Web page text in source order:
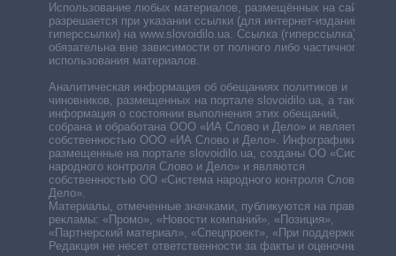
Использование любых материалов, размещённых на сайте,
разрешается при указании ссылки (для интернет-изданий —
гиперссылки) на www.slovoidilo.ua. Ссылка (гиперссылка)
обязательна вне зависимости от полного либо частичного
использования материалов.
Аналитическая информация об обещаниях политиков и
чиновников, размещенных на портале slovoidilo.ua, а также
информация о состоянии выполнения этих обещаний,
собрана и обработана ООО «ИА Слово и Дело» и является
собственностью ООО «ИА Слово и Дело». Инфографики,
размещенные на портале slovoidilo.ua, созданы ОО «Система
народного контроля Слово и Дело» и являются
собственностью ОО «Система народного контроля Слово и
Дело».
Материалы, отмеченные значками, публикуются на правах
рекламы: «Промо», «Новости компаний», «Позиция»,
«Партнерский материал», «Спецпроект», «При поддержке».
Редакция не несет ответственности за факты и оценочные